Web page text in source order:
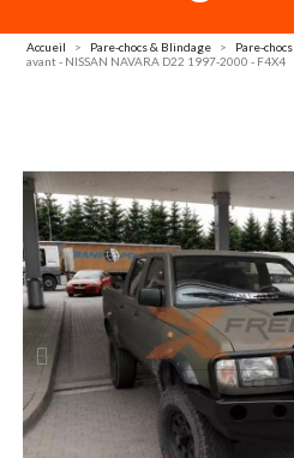
Accueil Pare-chocs & Blindage Pare-chocs
avant - NISSAN NAVARA D22 1997-2000 - F4X4